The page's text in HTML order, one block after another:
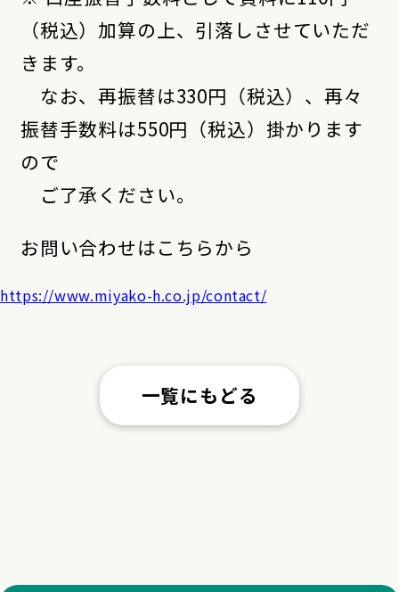
（税込）加算の上、引落しさせていただ
きます。
なお、再振替は330円（税込）、再々
振替手数料は550円（税込）掛かります
ので
ご了承ください。
お問い合わせはこちらから
https://www.miyako-h.co.jp/contact/
一覧にもどる